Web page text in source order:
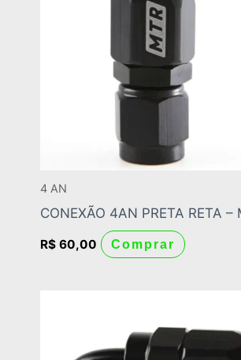
4 AN
CONEXÃO 4AN PRETA RETA –
R$ 60,00 Comprar